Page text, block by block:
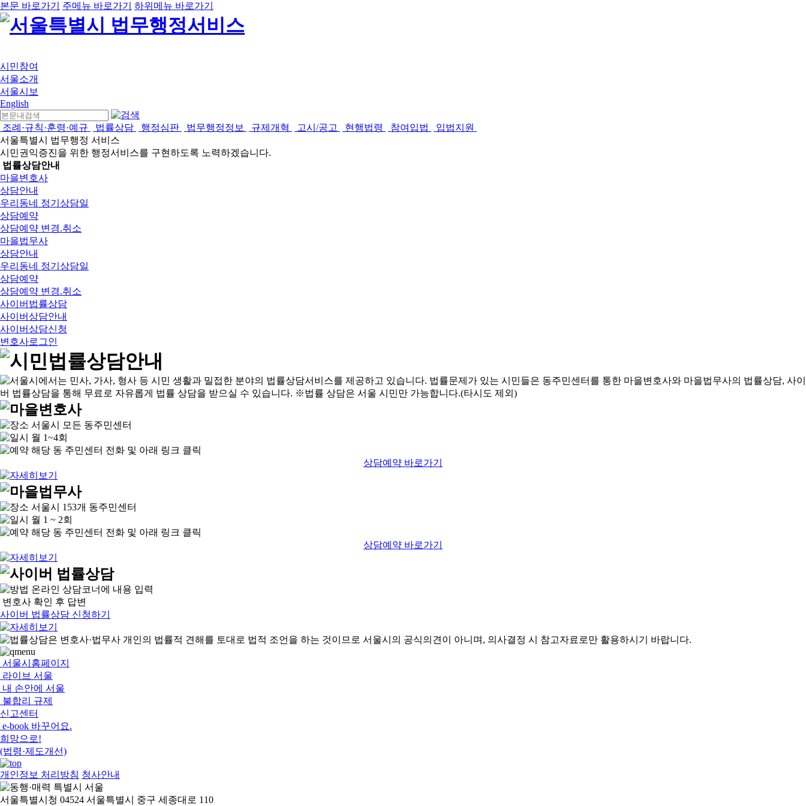
본문 바로가기 주메뉴 바로가기 하위메뉴 바로가기
시민참여
서울소개
서울시보
English
조례·규칙·훈령·예규 법률상담 행정심판 법무행정정보 규제개혁 고시/공고 현행법령 참여입법
입법지원
서울특별시 법무행정 서비스
시민권익증진을 위한 행정서비스를 구현하도록 노력하겠습니다.
법률상담안내
마을변호사
상담안내
우리동네 정기상담일
상담예약
상담예약 변경.취소
마을법무사
상담안내
우리동네 정기상담일
상담예약
상담예약 변경.취소
사이버법률상담
사이버상담안내
사이버상담신청
변호사로그인
서울시 모든 동주민센터
월 1~4회
해당 동 주민센터 전화 및 아래 링크 클릭
상담예약 바로가기
서울시 153개 동주민센터
월 1 ~ 2회
해당 동 주민센터 전화 및 아래 링크 클릭
상담예약 바로가기
온라인 상담코너에 내용 입력
변호사 확인 후 답변
사이버 법률상담 신청하기
서울시홈페이지
라이브 서울
내 손안에 서울
불합리 규제
신고센터
e-book 바꾸어요.
희망으로!
(법령·제도개선)
개인정보 처리방침 청사안내
서울특별시청 04524 서울특별시 중구 세종대로 110